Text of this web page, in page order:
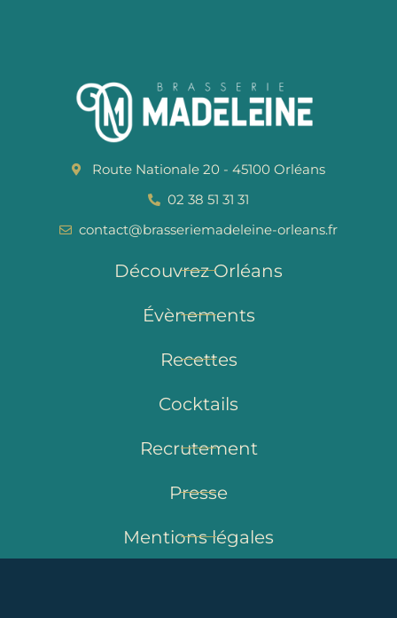
Route Nationale 20 - 45100 Orléans
02 38 51 31 31
contact@brasseriemadeleine-orleans.fr
Découvrez Orléans
Évènements
Recettes
Cocktails
Recrutement
Presse
Mentions légales